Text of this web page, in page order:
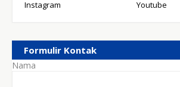
Instagram
Youtube
Formulir Kontak
Nama